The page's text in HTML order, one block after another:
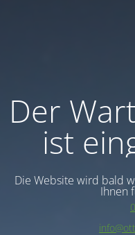
Der
ist
Die Website wird bald
Ihnen